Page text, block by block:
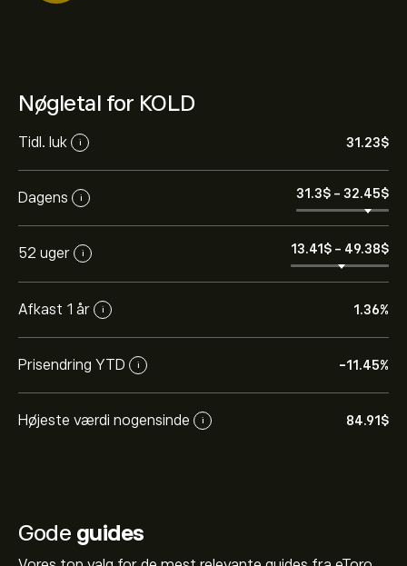
Nøgletal for KOLD
Tidl. luk i 31.23‎$‎
Dagens i 31.3‎$‎ - 32.45‎$‎
52 uger i 13.41‎$‎ - 49.38‎$‎
Afkast 1 år i 1.36%
Prisendring YTD i -11.45%
Højeste værdi nogensinde i 84.91‎$‎
Gode guides